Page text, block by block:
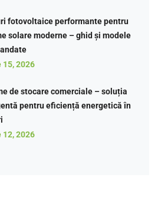
fotovoltaice performante pentru
solare moderne – ghid și modele
15, 2026
de stocare comerciale – soluția
pentru eficiență energetică în
12, 2026